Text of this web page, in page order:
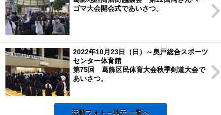
ゴマ大会開会式であいさつ。
2022年10月23日（日）～奥戸総合スポーツ
センター体育館
第75回 葛飾区民体育大会秋季剣道大会で
あいさつ。
活動フォト－地元 一覧へ